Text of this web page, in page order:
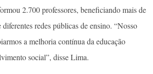
2.700 professores, beneficiando mais de
redes públicas de ensino. “Nosso
a melhoria contínua da educação
social”, disse Lima.